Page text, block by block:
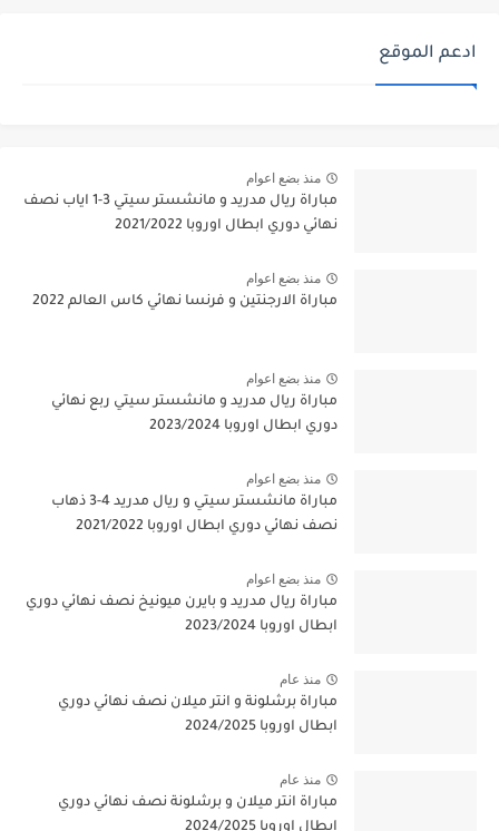
ادعم الموقع
منذ بضع اعوام
مباراة ريال مدريد و مانشستر سيتي 3-1 اياب نصف
نهائي دوري ابطال اوروبا 2021/2022
منذ بضع اعوام
مباراة الارجنتين و فرنسا نهائي كاس العالم 2022
منذ بضع اعوام
مباراة ريال مدريد و مانشستر سيتي ربع نهائي
دوري ابطال اوروبا 2023/2024
منذ بضع اعوام
مباراة مانشستر سيتي و ريال مدريد 4-3 ذهاب
نصف نهائي دوري ابطال اوروبا 2021/2022
منذ بضع اعوام
مباراة ريال مدريد و بايرن ميونيخ نصف نهائي دوري
ابطال اوروبا 2023/2024
منذ عام
مباراة برشلونة و انتر ميلان نصف نهائي دوري
ابطال اوروبا 2024/2025
منذ عام
مباراة انتر ميلان و برشلونة نصف نهائي دوري
ابطال اوروبا 2024/2025